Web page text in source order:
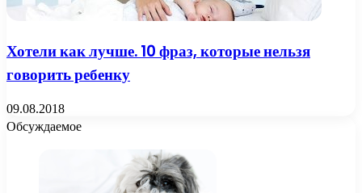
Хотели как лучше. 10 фраз, которые нельзя
говорить ребенку
09.08.2018
Обсуждаемое